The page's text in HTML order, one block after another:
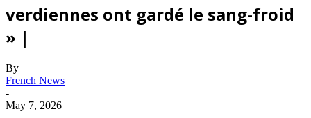
verdiennes ont gardé le sang-froid
» |
By
French News
-
May 7, 2026